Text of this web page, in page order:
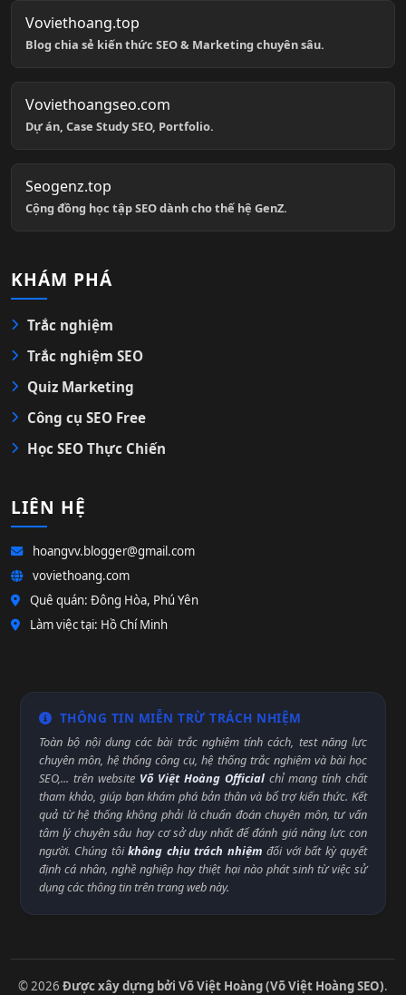
Voviethoang.top
Blog chia sẻ kiến thức SEO & Marketing chuyên sâu.
Voviethoangseo.com
Dự án, Case Study SEO, Portfolio.
Seogenz.top
Cộng đồng học tập SEO dành cho thế hệ GenZ.
KHÁM PHÁ
Trắc nghiệm
Trắc nghiệm SEO
Quiz Marketing
Công cụ SEO Free
Học SEO Thực Chiến
LIÊN HỆ
hoangvv.blogger@gmail.com
voviethoang.com
Quê quán: Đông Hòa, Phú Yên
Làm việc tại: Hồ Chí Minh
THÔNG TIN MIỄN TRỪ TRÁCH NHIỆM
Toàn bộ nội dung các bài trắc nghiệm tính cách, test năng lực
chuyên môn, hệ thống công cụ, hệ thống trắc nghiệm và bài học
SEO,... trên website Võ Việt Hoàng Official chỉ mang tính chất
tham khảo, giúp bạn khám phá bản thân và bổ trợ kiến thức. Kết
quả từ hệ thống không phải là chuẩn đoán chuyên môn, tư vấn
tâm lý chuyên sâu hay cơ sở duy nhất để đánh giá năng lực con
người. Chúng tôikhông chịu trách nhiệm đối với bất kỳ quyết
định cá nhân, nghề nghiệp hay thiệt hại nào phát sinh từ việc sử
dụng các thông tin trên trang web này.
© 2026 Được xây dựng bởi Võ Việt Hoàng (Võ Việt Hoàng SEO).